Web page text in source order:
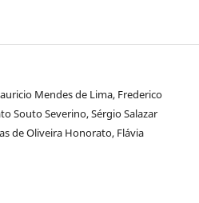
Mendes de Lima, Frederico
Souto Severino, Sérgio Salazar
de Oliveira Honorato, Flávia